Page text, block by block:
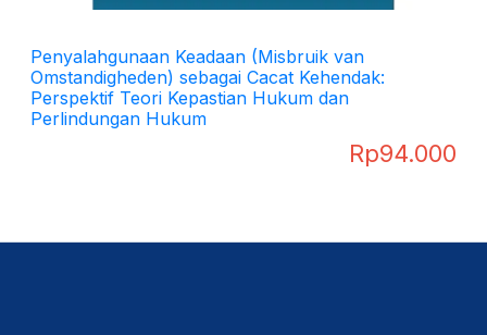
Penyalahgunaan Keadaan (Misbruik van
Omstandigheden) sebagai Cacat Kehendak:
Perspektif Teori Kepastian Hukum dan
Perlindungan Hukum
Rp94.000